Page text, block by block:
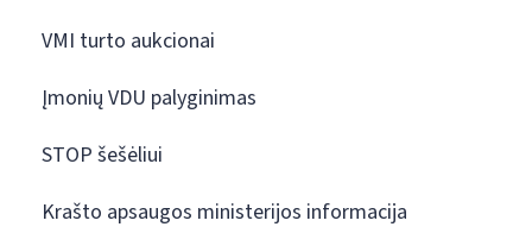
VMI turto aukcionai
Įmonių VDU palyginimas
STOP šešėliui
Krašto apsaugos ministerijos informacija